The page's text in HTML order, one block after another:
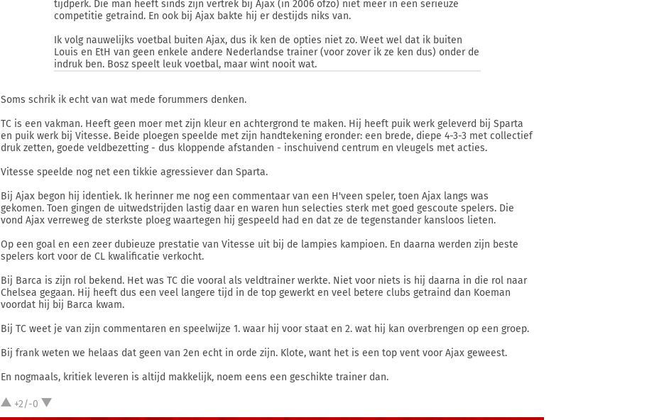
tijdperk. Die man heeft sinds zijn vertrek bij Ajax (in 2006 ofzo) niet meer in een serieuze
competitie getraind. En ook bij Ajax bakte hij er destijds niks van.
Ik volg nauwelijks voetbal buiten Ajax, dus ik ken de opties niet zo. Weet wel dat ik buiten
Louis en EtH van geen enkele andere Nederlandse trainer (voor zover ik ze ken dus) onder de
indruk ben. Bosz speelt leuk voetbal, maar wint nooit wat.
Soms schrik ik echt van wat mede forummers denken.
TC is een vakman. Heeft geen moer met zijn kleur en achtergrond te maken. Hij heeft puik werk geleverd bij Sparta
en puik werk bij Vitesse. Beide ploegen speelde met zijn handtekening eronder: een brede, diepe 4-3-3 met collectief
druk zetten, goede veldbezetting - dus kloppende afstanden - inschuivend centrum en vleugels met acties.
Vitesse speelde nog net een tikkie agressiever dan Sparta.
Bij Ajax begon hij identiek. Ik herinner me nog een commentaar van een H'veen speler, toen Ajax langs was
gekomen. Toen gingen de uitwedstrijden lastig daar en waren hun selecties sterk met goed gescoute spelers. Die
vond Ajax verreweg de sterkste ploeg waartegen hij gespeeld had en dat ze de tegenstander kansloos lieten.
Op een goal en een zeer dubieuze prestatie van Vitesse uit bij de lampies kampioen. En daarna werden zijn beste
spelers kort voor de CL kwalificatie verkocht.
Bij Barca is zijn rol bekend. Het was TC die vooral als veldtrainer werkte. Niet voor niets is hij daarna in die rol naar
Chelsea gegaan. Hij heeft dus een veel langere tijd in de top gewerkt en veel betere clubs getraind dan Koeman
voordat hij bij Barca kwam.
Bij TC weet je van zijn commentaren en speelwijze 1. waar hij voor staat en 2. wat hij kan overbrengen op een groep.
Bij frank weten we helaas dat geen van 2en echt in orde zijn. Klote, want het is een top vent voor Ajax geweest.
En nogmaals, kritiek leveren is altijd makkelijk, noem eens een geschikte trainer dan.
+2/-0